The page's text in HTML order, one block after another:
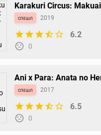
0
Ushio to Tora
новелла
0
Ushio to Tora
манга
Karakuri Circus:
Mata Kaimaku Bell
спешл 2019
6.2
0
Ani x Para: Anata no
desu ka
спешл 2017
6.5
0